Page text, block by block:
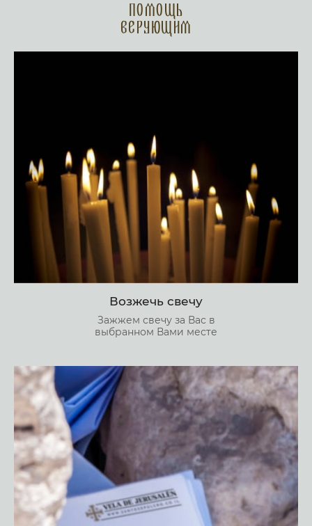
Помощь
верующим
Возжечь свечу
Зажжем свечу за Вас в
выбранном Вами месте